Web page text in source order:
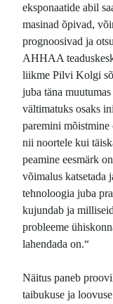
eksponaatide abil
masinad õpivad,
prognoosivad ja
AHHAA
liikme Pilvi Kolgi
juba täna muutumas
vältimatuks osaks
paremini
nii noortele kui
peamine eesmärk
võimalus katsetada
tehnoloogia juba
kujundab ja
probleeme
lahendada on.“
Näitus paneb
taibukuse ja